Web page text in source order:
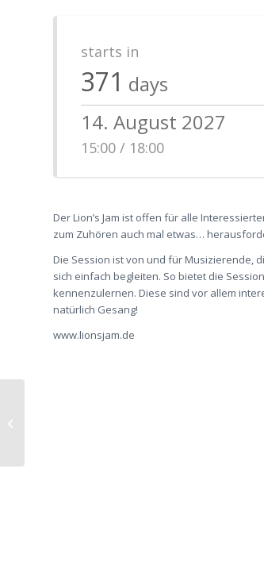
starts in
371 days
14. August 2027
15:00 / 18:00
Der Lion’s Jam ist offen für alle
zum Zuhören auch mal etwas…
Die Session ist von und für Musizierende,
sich einfach begleiten. So bietet die
kennenzulernen. Diese sind vor allem
natürlich Gesang!
www.lionsjam.de